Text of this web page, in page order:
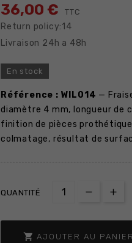
36,00 € TTC
Return policy:14
Livraison 24h a 48h
En stock
Référence : WIL014 —
diamètre 4 mm, longueur de
finition de pièces
colmatage, résultat de
QUANTITÉ
 AJOUTER AU PANIER